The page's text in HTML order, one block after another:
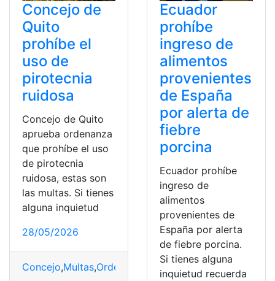
Concejo de
Quito
prohíbe el
uso de
pirotecnia
ruidosa
Concejo de Quito
aprueba ordenanza
que prohíbe el uso
de pirotecnia
ruidosa, estas son
las multas. Si tienes
alguna inquietud
28/05/2026
Concejo,Multas,Ordenanza pirotecnia , prohíbe Quito
Ecuador
prohíbe
ingreso de
alimentos
provenientes
de España
por alerta de
fiebre
porcina
Ecuador prohíbe
ingreso de
alimentos
provenientes de
España por alerta
de fiebre porcina.
Si tienes alguna
inquietud recuerda